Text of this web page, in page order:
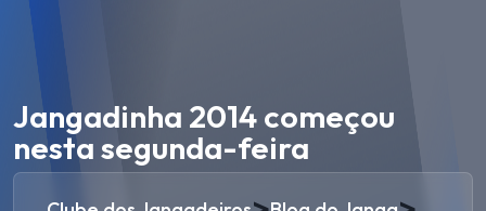
Jangadinha 2014 começou
nesta segunda-feira